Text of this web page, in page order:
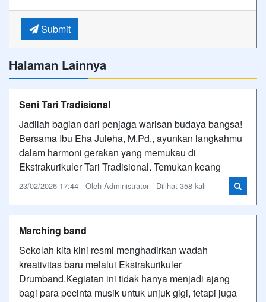
Submit
Halaman Lainnya
Seni Tari Tradisional
Jadilah bagian dari penjaga warisan budaya bangsa!
Bersama Ibu Eha Juleha, M.Pd., ayunkan langkahmu
dalam harmoni gerakan yang memukau di
Ekstrakurikuler Tari Tradisional. Temukan keang
23/02/2026 17:44 - Oleh Administrator - Dilihat 358 kali
Marching band
Sekolah kita kini resmi menghadirkan wadah
kreativitas baru melalui Ekstrakurikuler
Drumband.Kegiatan ini tidak hanya menjadi ajang
bagi para pecinta musik untuk unjuk gigi, tetapi juga